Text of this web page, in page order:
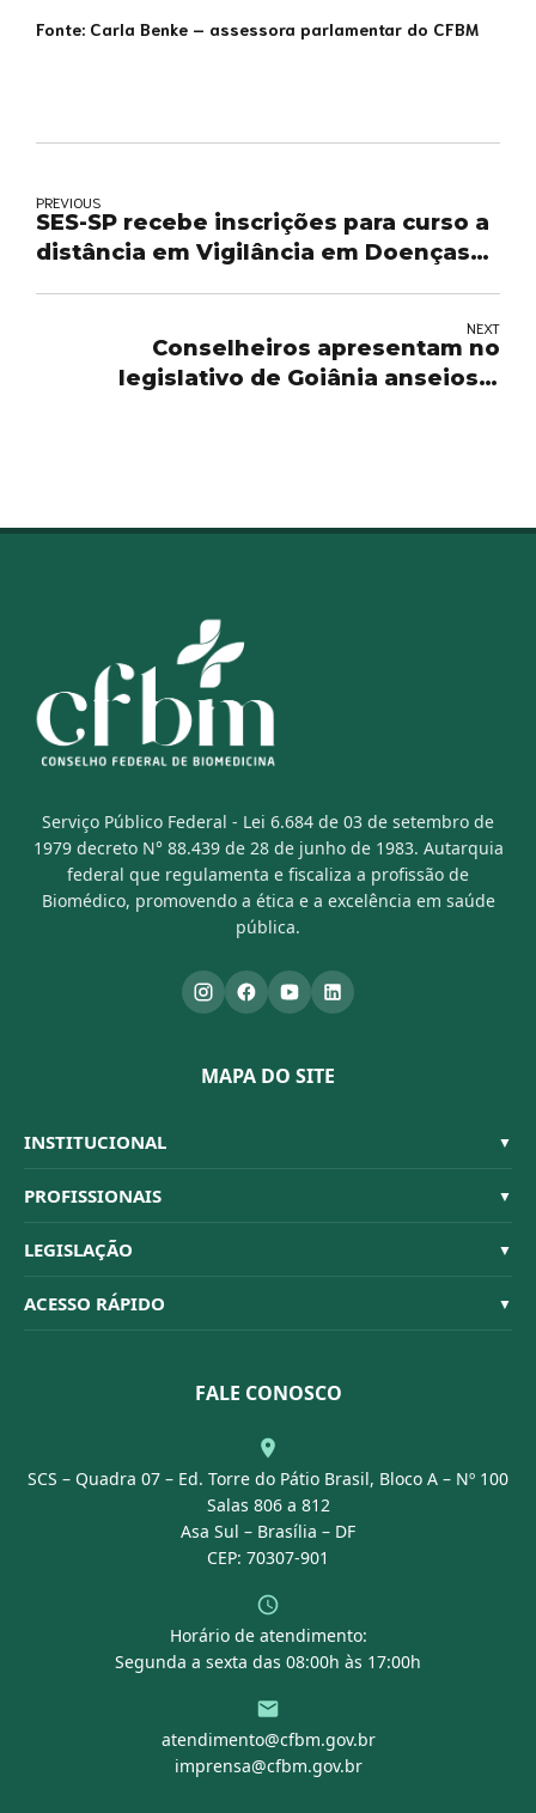
Fonte: Carla Benke – assessora parlamentar do CFBM
PREVIOUS
SES-SP recebe inscrições para curso a
distância em Vigilância em Doenças
NEXT
Conselheiros apresentam no
legislativo de Goiânia anseios e
Serviço Público Federal - Lei 6.684 de 03 de setembro de
1979 decreto N° 88.439 de 28 de junho de 1983. Autarquia
federal que regulamenta e fiscaliza a profissão de
Biomédico, promovendo a ética e a excelência em saúde
pública.
MAPA DO SITE
INSTITUCIONAL ▼
Sistema CFBM
Quem Somos
Organograma
Conselheiros
PROFISSIONAIS ▼
Habilitações
Código de Ética
Dúvidas Frequentes
LEGISLAÇÃO ▼
Resoluções
ACESSO RÁPIDO ▼
Portal Transparência
FALE CONOSCO
SCS – Quadra 07 – Ed. Torre do Pátio Brasil, Bloco A – Nº 100
Salas 806 a 812
Asa Sul – Brasília – DF
CEP: 70307-901
Horário de atendimento:
Segunda a sexta das 08:00h às 17:00h
atendimento@cfbm.gov.br
imprensa@cfbm.gov.br